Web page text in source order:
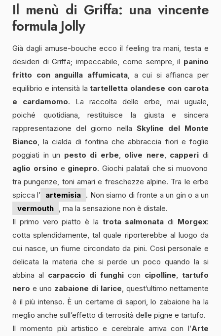
Il menù di Griffa: una vincente
formula Jolly
Già dagli amuse-bouche ecco il feeling tra mani, testa e
desideri di Griffa; impeccabile, come sempre, il panino
fritto con anguilla affumicata, a cui si affianca per
equilibrio e intensità latartelletta olandese con carota
e cardamomo. La raccolta delle erbe, mai uguale,
poiché quotidiana, restituisce la giusta e sincera
rappresentazione del giorno nella Skyline del Monte
Bianco, la cialda di fontina che abbraccia fiori e foglie
poggiati in un pesto di erbe, olive nere, capperidi
aglio orsino e ginepro. Giochi palatali che si muovono
tra pungenze, toni amari e freschezze alpine. Tra le erbe
spicca l’ artemisia . Non siamo di fronte a un gin o a un
vermouth , ma la sensazione non è distale.
Il primo vero piatto è la trota salmonata di Morgex:
cotta splendidamente, tal quale riporterebbe al luogo da
cui nasce, un fiume circondato da pini. Così personale e
delicata la materia che si perde un poco quando la si
abbina al carpaccio di funghi con cipolline, tartufo
nero e uno zabaione di larice, quest’ultimo nettamente
è il più intenso. È un certame di sapori, lo zabaione ha la
meglio anche sull’effetto di terrosità delle pigne e tartufo.
Il momento più artistico e cerebrale arriva con l’Arte